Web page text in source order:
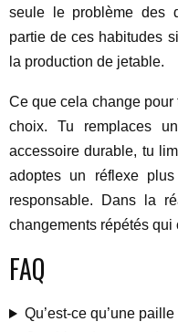
seule le problème des
partie de ces habitudes
la production de jetable.
Ce que cela change pour
choix. Tu remplaces
accessoire durable, tu
adoptes un réflexe
responsable. Dans la
changements répétés qui
FAQ
Qu’est-ce qu’une